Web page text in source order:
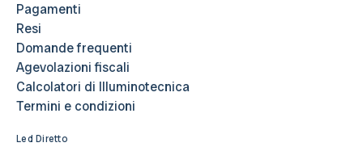
Pagamenti
Resi
Domande frequenti
Agevolazioni fiscali
Calcolatori di Illuminotecnica
Termini e condizioni
Led Diretto